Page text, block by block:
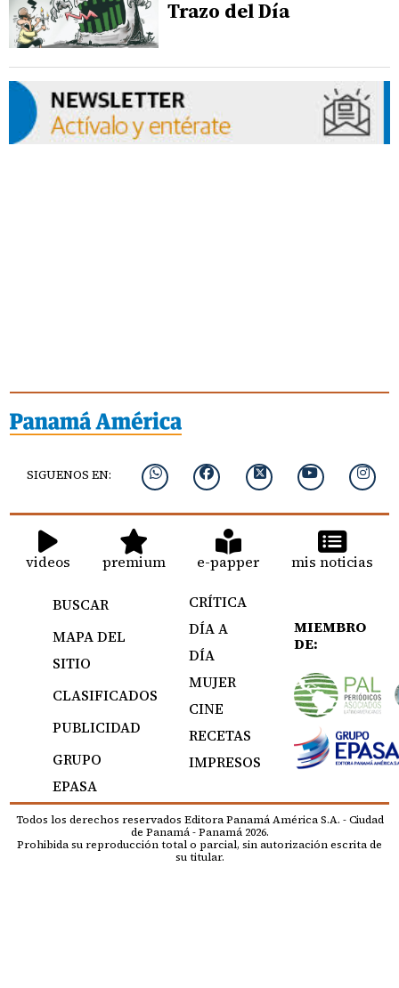
Trazo del Día
SIGUENOS EN:
videos premium e-papper mis noticias
BUSCAR
MAPA DEL
SITIO
CLASIFICADOS
PUBLICIDAD
GRUPO
EPASA
CRÍTICA
DÍA A
DÍA
MUJER
CINE
RECETAS
IMPRESOS
MIEMBRO
DE:
Todos los derechos reservados Editora Panamá América S.A. - Ciudad
de Panamá - Panamá 2026.
Prohibida su reproducción total o parcial, sin autorización escrita de
su titular.